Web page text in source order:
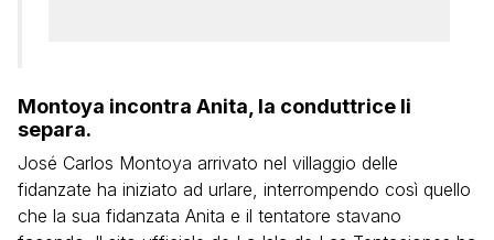
Montoya incontra Anita, la conduttrice li
separa.
José Carlos Montoya arrivato nel villaggio delle
fidanzate ha iniziato ad urlare, interrompendo così quello
che la sua fidanzata Anita e il tentatore stavano